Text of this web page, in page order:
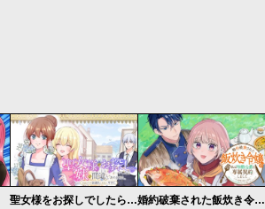
聖女様をお探しでしたら妹で間違いありません。さあどうぞお連れください、今すぐ。 婚約破棄された飯炊き令嬢の私は冷酷公爵と専属契約しました～ですが胃袋を掴んだ結果、冷たかった公爵様がどんどん優しくなっています～